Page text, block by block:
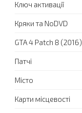
Ключ активації
Кряки та NoDVD
GTA 4 Patch 8 (2016)
Патчі
Місто
Карти місцевості